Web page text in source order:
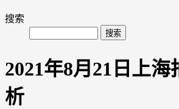
搜索
2021年8月21日上
析